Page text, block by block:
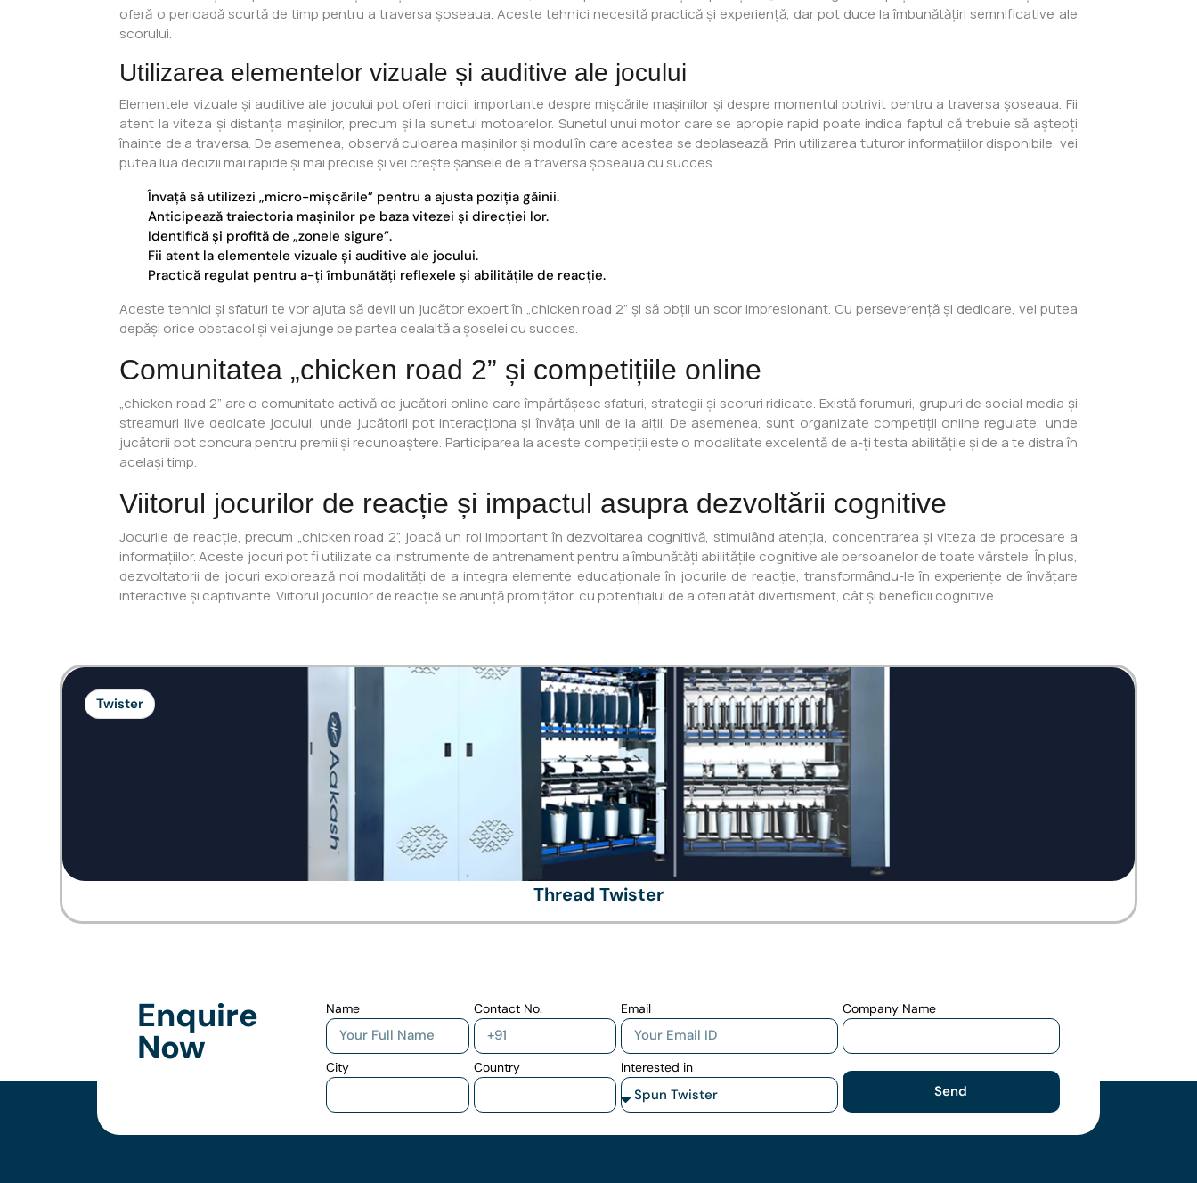
oferă o perioadă scurtă de timp pentru a traversa șoseaua. Aceste tehnici necesită practică și experiență, dar pot duce la îmbunătățiri semnificative ale
scorului.
Utilizarea elementelor vizuale și auditive ale jocului
Elementele vizuale și auditive ale jocului pot oferi indicii importante despre mișcările mașinilor și despre momentul potrivit pentru a traversa șoseaua. Fii
atent la viteza și distanța mașinilor, precum și la sunetul motoarelor. Sunetul unui motor care se apropie rapid poate indica faptul că trebuie să aștepți
înainte de a traversa. De asemenea, observă culoarea mașinilor și modul în care acestea se deplasează. Prin utilizarea tuturor informațiilor disponibile, vei
putea lua decizii mai rapide și mai precise și vei crește șansele de a traversa șoseaua cu succes.
Învață să utilizezi „micro-mișcările” pentru a ajusta poziția găinii.
Anticipează traiectoria mașinilor pe baza vitezei și direcției lor.
Identifică și profită de „zonele sigure”.
Fii atent la elementele vizuale și auditive ale jocului.
Practică regulat pentru a-ți îmbunătăți reflexele și abilitățile de reacție.
Aceste tehnici și sfaturi te vor ajuta să devii un jucător expert în „chicken road 2” și să obții un scor impresionant. Cu perseverență și dedicare, vei putea
depăși orice obstacol și vei ajunge pe partea cealaltă a șoselei cu succes.
Comunitatea „chicken road 2” și competițiile online
„chicken road 2” are o comunitate activă de jucători online care împărtășesc sfaturi, strategii și scoruri ridicate. Există forumuri, grupuri de social media și
streamuri live dedicate jocului, unde jucătorii pot interacționa și învăța unii de la alții. De asemenea, sunt organizate competiții online regulate, unde
jucătorii pot concura pentru premii și recunoaștere. Participarea la aceste competiții este o modalitate excelentă de a-ți testa abilitățile și de a te distra în
același timp.
Viitorul jocurilor de reacție și impactul asupra dezvoltării cognitive
Jocurile de reacție, precum „chicken road 2”, joacă un rol important în dezvoltarea cognitivă, stimulând atenția, concentrarea și viteza de procesare a
informațiilor. Aceste jocuri pot fi utilizate ca instrumente de antrenament pentru a îmbunătăți abilitățile cognitive ale persoanelor de toate vârstele. În plus,
dezvoltatorii de jocuri explorează noi modalități de a integra elemente educaționale în jocurile de reacție, transformându-le în experiențe de învățare
interactive și captivante. Viitorul jocurilor de reacție se anunță promițător, cu potențialul de a oferi atât divertisment, cât și beneficii cognitive.
Twister
Thread Twister
Enquire
Now
Name Contact No. Email Company Name
City Country Interested in
Send